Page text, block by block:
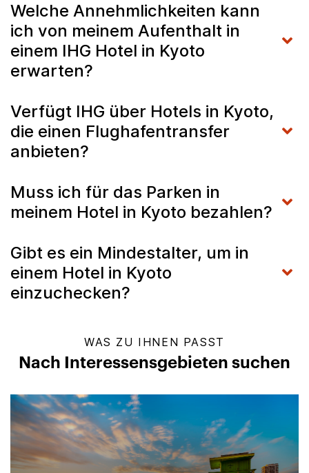
Welche Annehmlichkeiten kann
ich von meinem Aufenthalt in
einem IHG Hotel in Kyoto
erwarten?
Verfügt IHG über Hotels in Kyoto,
die einen Flughafentransfer
anbieten?
Muss ich für das Parken in
meinem Hotel in Kyoto bezahlen?
Gibt es ein Mindestalter, um in
einem Hotel in Kyoto
einzuchecken?
WAS ZU IHNEN PASST
Nach Interessensgebieten suchen